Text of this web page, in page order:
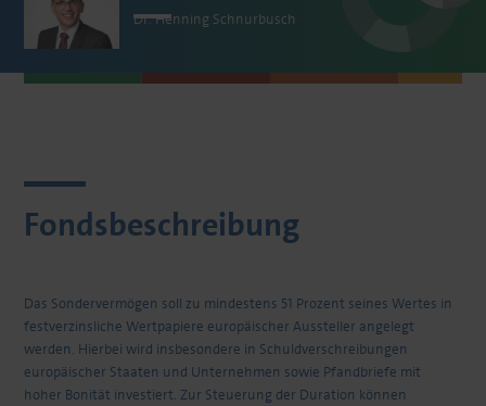
Dr. Henning Schnurbusch
Fondsbeschreibung
Das Sondervermögen soll zu mindestens 51 Prozent seines Wertes in
festverzinsliche Wertpapiere europäischer Aussteller angelegt
werden. Hierbei wird insbesondere in Schuldverschreibungen
europäischer Staaten und Unternehmen sowie Pfandbriefe mit
hoher Bonität investiert. Zur Steuerung der Duration können